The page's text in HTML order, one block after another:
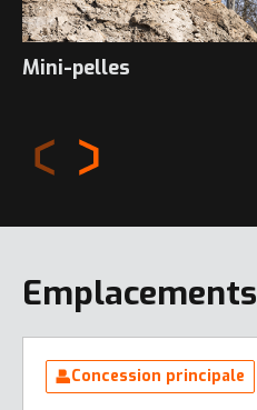
Mini-pelles
Emplacements
Concession principale